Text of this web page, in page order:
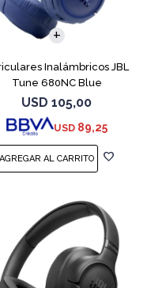
Inalámbricos JBL
Tune 680NC Blue
USD 105,00
USD 89,25